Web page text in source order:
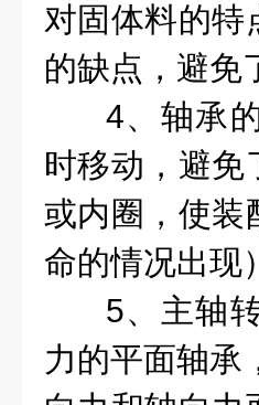
对固体料的特
的缺点，避免
4、轴承
时移动，避免
或内圈，使装
命的情况出现
5、主轴
力的平面轴承